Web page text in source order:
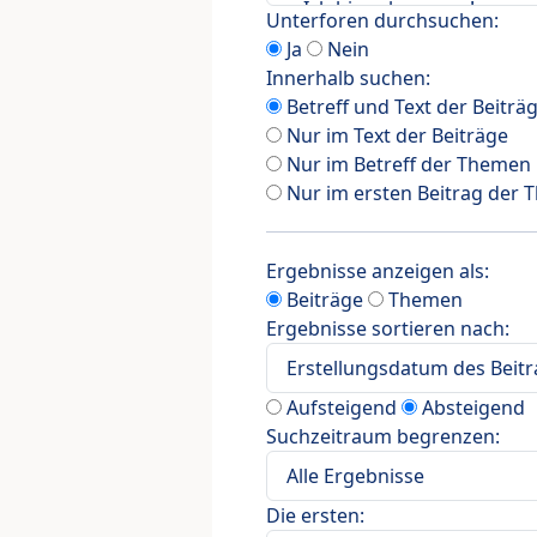
Unterforen durchsuchen:
Ja
Nein
Innerhalb suchen:
Betreff und Text der
Nur im Text der Beiträge
Nur im Betreff der Themen
Nur im ersten Beitrag der
Ergebnisse anzeigen als:
Beiträge
Themen
Ergebnisse sortieren nach:
Aufsteigend
Absteigend
Suchzeitraum begrenzen:
Die ersten: